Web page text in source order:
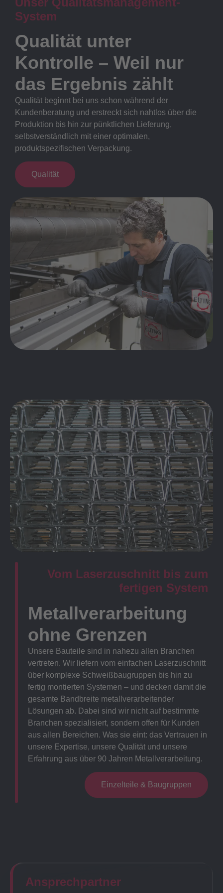
System
Qualität unter
Kontrolle – Weil nur
das Ergebnis zählt
Qualität beginnt bei uns schon während der
Kundenberatung und erstreckt sich nahtlos über die
Produktion bis hin zur pünktlichen Lieferung,
selbstverständlich mit einer optimalen,
produktspezifischen Verpackung.
Qualität
Vom Laserzuschnitt bis zum
fertigen System
Metallverarbeitung
ohne Grenzen
Unsere Bauteile sind in nahezu allen Branchen
vertreten. Wir liefern vom einfachen Laserzuschnitt
über komplexe Schweißbaugruppen bis hin zu
fertig montierten Systemen – und decken damit die
gesamte Bandbreite metallverarbeitender
Lösungen ab. Dabei sind wir nicht auf bestimmte
Branchen spezialisiert, sondern offen für Kunden
aus allen Bereichen. Was sie eint: das Vertrauen in
unsere Expertise, unsere Qualität und unsere
Erfahrung aus über 90 Jahren Metallverarbeitung.
Einzelteile & Baugruppen
Ansprechpartner​